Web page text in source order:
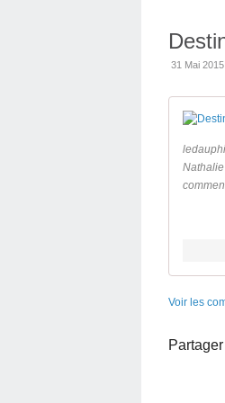
31 Mai
Voir les